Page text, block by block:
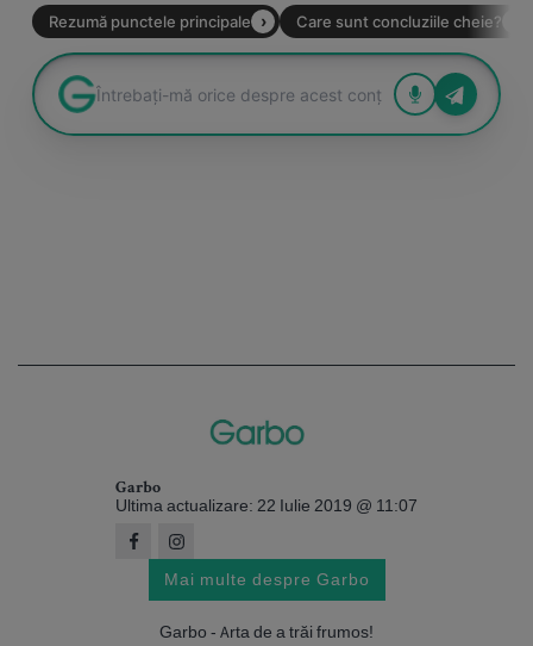
Garbo
Ultima actualizare: 22 Iulie 2019 @ 11:07
Mai multe despre Garbo
Garbo - Arta de a trăi frumos!